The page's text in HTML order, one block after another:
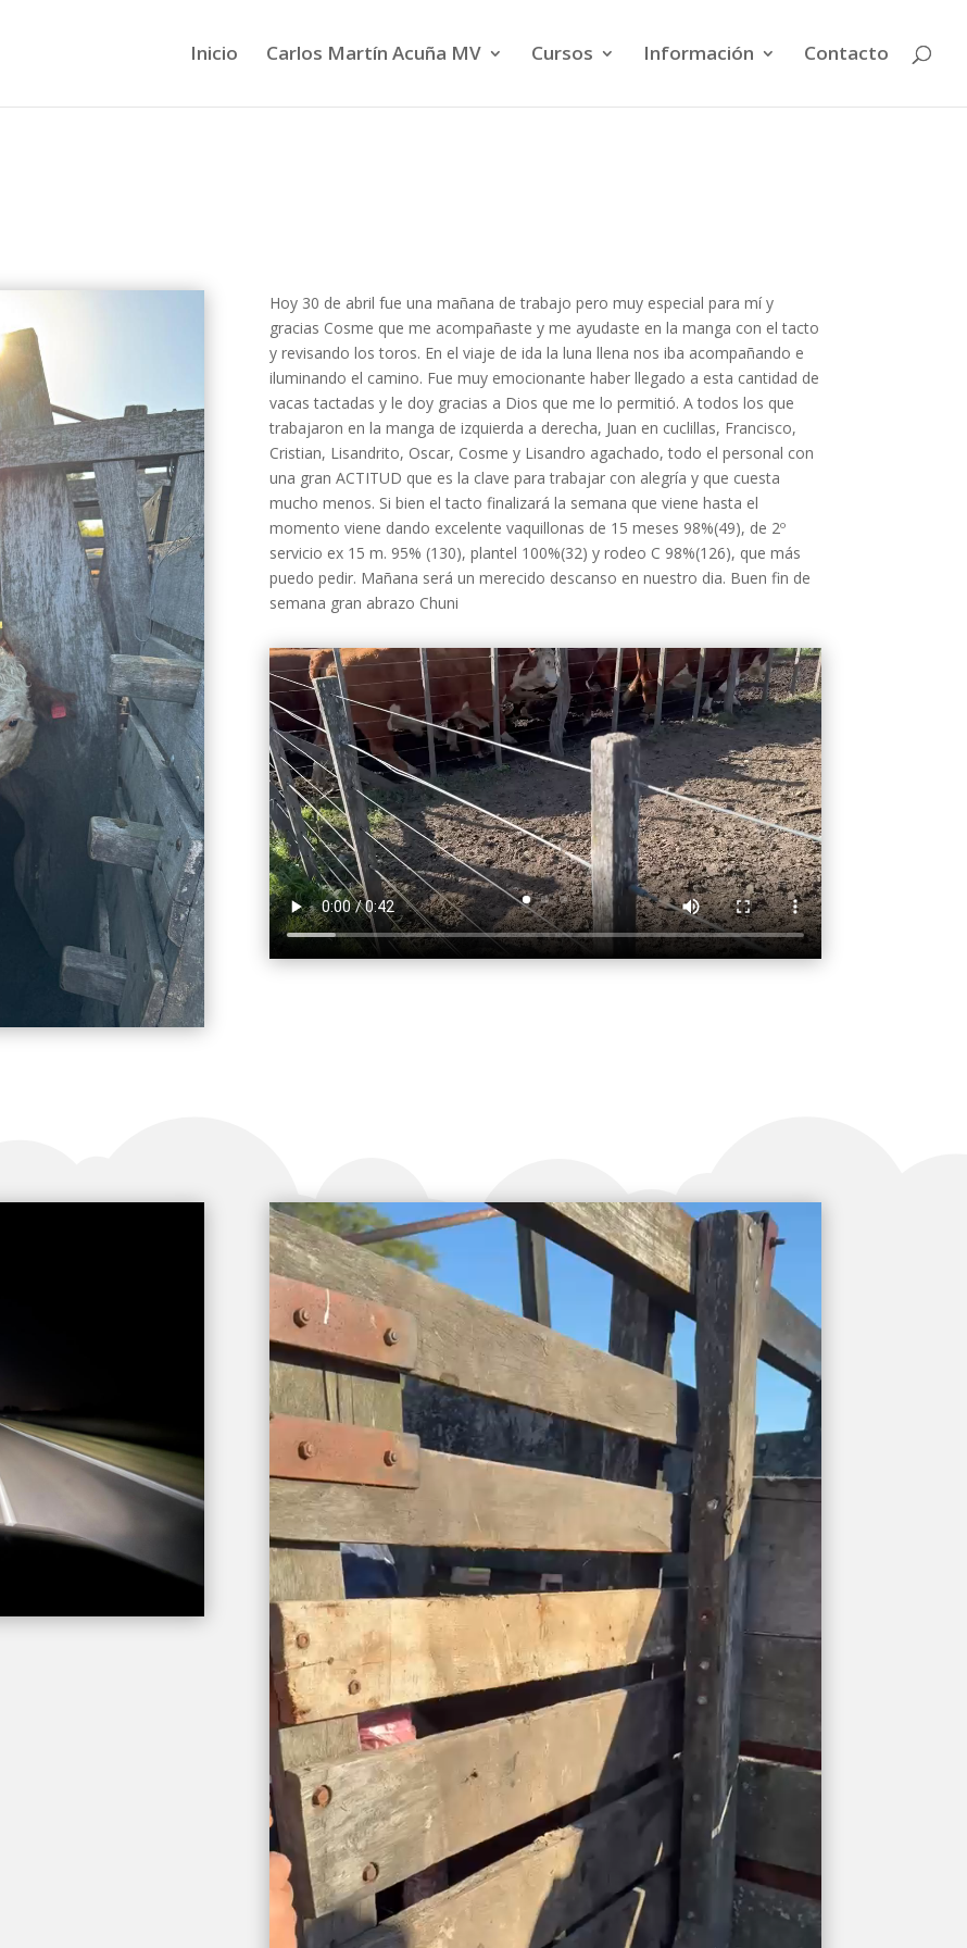
Inicio Carlos Martín Acuña MV Cursos Información Contacto
Hoy 30 de abril fue una mañana de trabajo pero muy especial para mí y
gracias Cosme que me acompañaste y me ayudaste en la manga con el tacto
y revisando los toros. En el viaje de ida la luna llena nos iba acompañando e
iluminando el camino. Fue muy emocionante haber llegado a esta cantidad de
vacas tactadas y le doy gracias a Dios que me lo permitió. A todos los que
trabajaron en la manga de izquierda a derecha, Juan en cuclillas, Francisco,
Cristian, Lisandrito, Oscar, Cosme y Lisandro agachado, todo el personal con
una gran ACTITUD que es la clave para trabajar con alegría y que cuesta
mucho menos. Si bien el tacto finalizará la semana que viene hasta el
momento viene dando excelente vaquillonas de 15 meses 98%(49), de 2º
servicio ex 15 m. 95% (130), plantel 100%(32) y rodeo C 98%(126), que más
puedo pedir. Mañana será un merecido descanso en nuestro dia. Buen fin de
semana gran abrazo Chuni